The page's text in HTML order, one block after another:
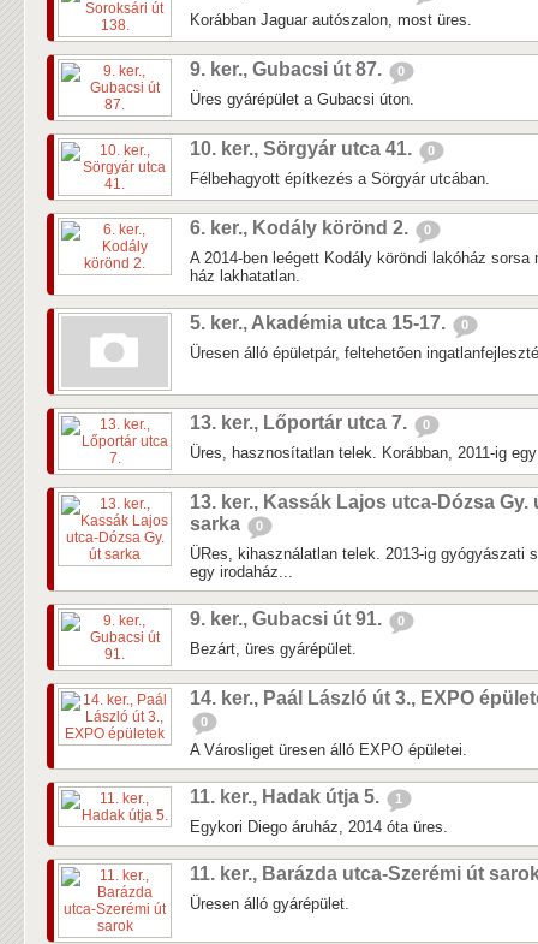
Korábban Jaguar autószalon, most üres.
9. ker., Gubacsi út 87. 0
Üres gyárépület a Gubacsi úton.
10. ker., Sörgyár utca 41. 0
Félbehagyott építkezés a Sörgyár utcában.
6. ker., Kodály körönd 2. 0
A 2014-ben leégett Kodály köröndi lakóház sorsa
ház lakhatatlan.
5. ker., Akadémia utca 15-17. 0
Üresen álló épületpár, feltehetően
13. ker., Lőportár utca 7. 0
Üres, hasznosítatlan telek. Korábban, 2011-ig
13. ker., Kassák Lajos utca-Dózsa Gy.
sarka
0
ÜRes, kihasználatlan telek. 2013-ig gyógyászati
egy irodaház...
9. ker., Gubacsi út 91. 0
Bezárt, üres gyárépület.
14. ker., Paál László út 3., EXPO
0
A Városliget üresen álló EXPO épületei.
11. ker., Hadak útja 5. 1
Egykori Diego áruház, 2014 óta üres.
11. ker., Barázda utca-Szerémi út
Üresen álló gyárépület.